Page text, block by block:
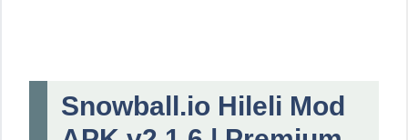
Snowball.io Hileli Mod